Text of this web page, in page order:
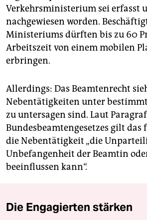
Verkehrsministerium sei erfasst
nachgewiesen worden.
Ministeriums dürften bis zu 60
Arbeitszeit von einem mobilen
erbringen.
Allerdings: Das Beamtenrecht
Nebentätigkeiten unter
zu untersagen sind. Laut
Bundesbeamtengesetzes gilt das
die Nebentätigkeit „die
Unbefangenheit der Beamtin
beeinflussen kann“.
Die Engagierten stärken